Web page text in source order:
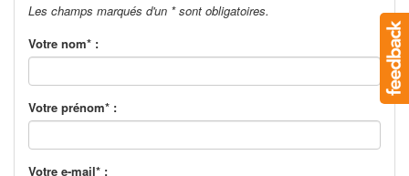
Les champs marqués d'un * sont obligatoires.
Votre nom* :
Votre prénom* :
Votre e-mail* :